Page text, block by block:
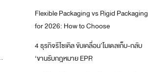
Flexible Packaging vs Rigid Packaging
for 2026: How to Choose
4 ธุรกิจรีไซเคิล ขับเคลื่อน’โมเดลเก็บ-กลับ
‘ขานรับกฎหมาย EPR